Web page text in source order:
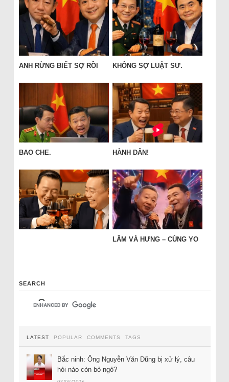
ANH RỪNG BIẾT SỢ RỒI KHÔNG SỢ LUẬT SƯ.
BAO CHE. HÀNH DÂN!
LÂM VÀ HƯNG – CÙNG YO
SEARCH
LATEST POPULAR COMMENTS TAGS
Bắc ninh: Ông Nguyễn Văn Dũng bị xử lý, câu
hỏi nào còn bỏ ngỏ?